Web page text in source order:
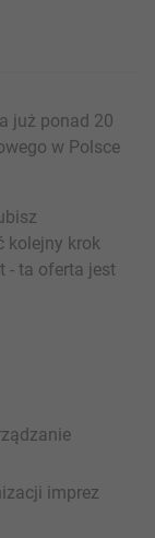
już ponad 20
w Polsce
kolejny krok
- ta oferta jest
imprez